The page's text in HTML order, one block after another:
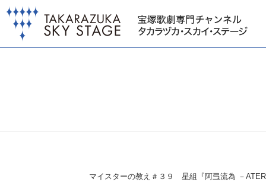
マイスターの教え＃３９ 星組『阿弖流為 －